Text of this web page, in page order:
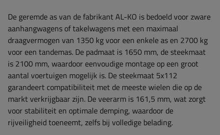
De geremde as van de fabrikant AL-KO is bedoeld voor zware
aanhangwagens of takelwagens met een maximaal
draagvermogen van 1350 kg voor een enkele as en 2700 kg
voor een tandemas. De padmaat is ​​1650 mm, de steekmaat
is ​​2100 mm, waardoor eenvoudige montage op een groot
aantal voertuigen mogelijk is. De steekmaat 5x112
garandeert compatibiliteit met de meeste wielen die op de
markt verkrijgbaar zijn. De veerarm is ​​161,5 mm, wat zorgt
voor stabiliteit en optimale demping, waardoor de
rijveiligheid toeneemt, zelfs bij volledige belading.